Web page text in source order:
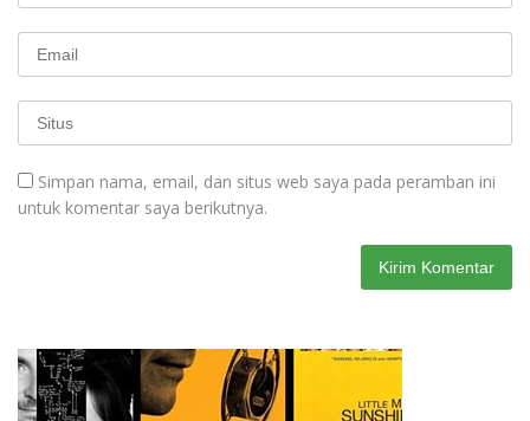
Simpan nama, email, dan situs web saya pada peramban ini
untuk komentar saya berikutnya.